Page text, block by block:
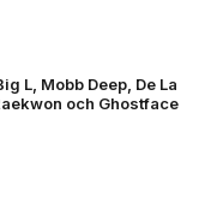
L, Mobb Deep, De La
och Ghostface